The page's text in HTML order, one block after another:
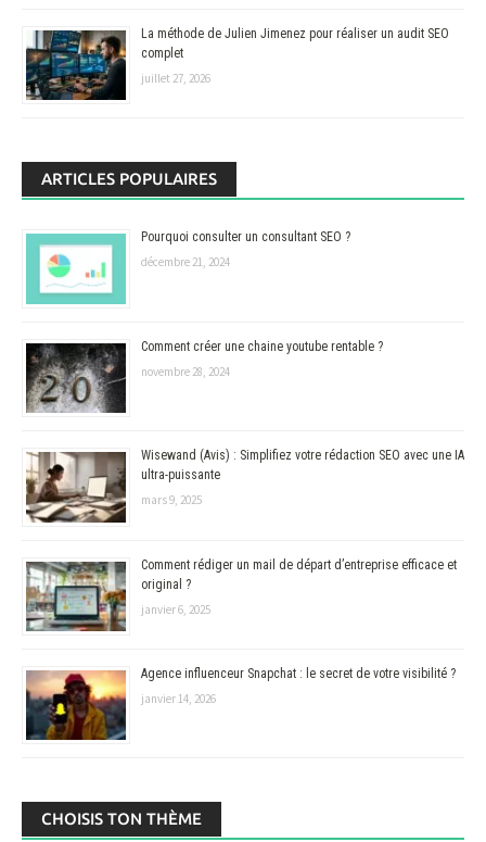
La méthode de Julien Jimenez pour réaliser un audit SEO
complet
juillet 27, 2026
ARTICLES POPULAIRES
Pourquoi consulter un consultant SEO ?
décembre 21, 2024
Comment créer une chaine youtube rentable ?
novembre 28, 2024
Wisewand (Avis) : Simplifiez votre rédaction SEO avec une IA
ultra-puissante
mars 9, 2025
Comment rédiger un mail de départ d’entreprise efficace et
original ?
janvier 6, 2025
Agence influenceur Snapchat : le secret de votre visibilité ?
janvier 14, 2026
CHOISIS TON THÈME